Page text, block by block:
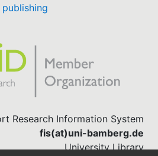
Research Information System
fis(at)uni-bamberg.de
University Library